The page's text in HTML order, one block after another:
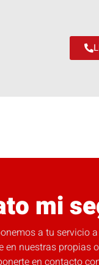
mi
a tu servicio
nuestras propias
en contacto